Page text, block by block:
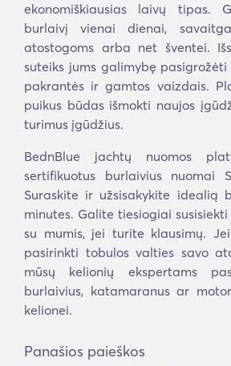
ekonomiškiausias laivų tipas.
burlaivį vienai dienai,
atostogoms arba net šventei.
suteiks jums galimybę
pakrantės ir gamtos vaizdais.
puikus būdas išmokti naujos
turimus įgūdžius.
BednBlue jachtų nuomos
sertifikuotus burlaivius nuomai
Suraskite ir užsisakykite idealią
minutes. Galite tiesiogiai
su mumis, jei turite klausimų.
pasirinkti tobulos valties savo
mūsų kelionių ekspertams
burlaivius, katamaranus ar
kelionei.
Panašios paieškos